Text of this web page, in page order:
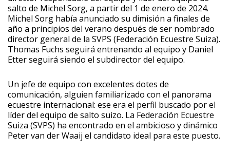
salto de Michel Sorg, a partir del 1 de enero de 2024.
Michel Sorg había anunciado su dimisión a finales de
año a principios del verano después de ser nombrado
director general de la SVPS (Federación Ecuestre Suiza).
Thomas Fuchs seguirá entrenando al equipo y Daniel
Etter seguirá siendo el subdirector del equipo.
Un jefe de equipo con excelentes dotes de
comunicación, alguien familiarizado con el panorama
ecuestre internacional: ese era el perfil buscado por el
líder del equipo de salto suizo. La Federación Ecuestre
Suiza (SVPS) ha encontrado en el ambicioso y dinámico
Peter van der Waaij el candidato ideal para este puesto.